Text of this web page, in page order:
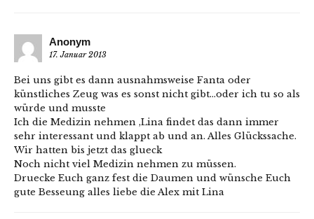
Anonym
17. Januar 2013
Bei uns gibt es dann ausnahmsweise Fanta oder
künstliches Zeug was es sonst nicht gibt…oder ich tu so als
würde und musste
Ich die Medizin nehmen ,Lina findet das dann immer
sehr interessant und klappt ab und an. Alles Glückssache.
Wir hatten bis jetzt das glueck
Noch nicht viel Medizin nehmen zu müssen.
Druecke Euch ganz fest die Daumen und wünsche Euch
gute Besseung alles liebe die Alex mit Lina